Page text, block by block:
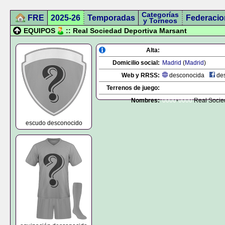
FRE 2025-26 Temporadas Categorías
y Torneos
EQUIPOS :: Real Sociedad Deportiva Marsant
escudo desconocido
Alta:
Domicilio social: Madrid (Madrid)
Web y RRSS:
desconocida
Terrenos de juego:
Nombres: 0000-0000Real